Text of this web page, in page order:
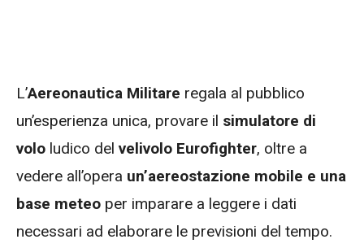
L’Aereonautica Militare regala al pubblico
un’esperienza unica, provare il simulatore di
volo ludico del velivolo Eurofighter, oltre a
vedere all’opera un’aereostazione mobile e una
base meteo per imparare a leggere i dati
necessari ad elaborare le previsioni del tempo.